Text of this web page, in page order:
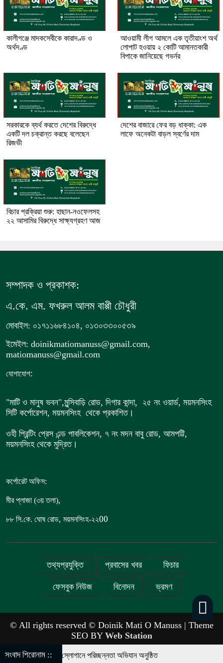
কালীগঞ্জে মাদকসেবীকে কারাদণ্ড ও
অর্থদণ্ড
আওয়ামী লীগ আমলে এক তৃতীয়াংশ অর্থ
লোপাট হওয়ায় ২ কোটি আমানতকারী
বিপাকে জানিয়েছে গভর্নর
সরকারকে ব্যর্থ করতে দেশের বিরুদ্ধে
একটি দল চক্রান্ত করছে বলেছেন
রিজভী
দেশের বাজারে ফের বড় ধাক্কা: এক
লাফে অনেকটা বাড়ল স্বর্ণের দাম
বিচার প্রক্রিয়া শুরু: হাছান-নওফেলসহ
২২ আসামির বিরুদ্ধে সাক্ষ্যগ্রহণ আজ
সম্পাদক ও প্রকাশক:
এ.কে. এম. ফখরুল আলম বাপ্পী চৌধুরী
মোবাইল: ০১৭১১৬৮৪১০৪, ০১৩০৩৩০০৫৩৯
ইমেইল: doinikmatiomanuss@gmail.com,
matiomanuss@gmail.com
যোগাযোগ:
"মাটি ও মানুষ ভবন",মুন্সিবাড়ি রোড, দিগার কান্দা, ২৫ নং ওয়ার্ড, ময়মনসিংহ
সিটি কর্পোরেশন, ময়মনসিংহ থেকে প্রকাশিত।
ওহী প্রিন্টিং প্রেস এন্ড পাবলিকেশন, ৭ নং মদন বাবু রোড, আমপট্টি,
ময়মনসিংহ থেকে মুদ্রিত।
কর্পোরেট অফিস:
মীর প্লাজা (৩য় তলা),
৮৮ সি.কে. ঘোষ রোড, ময়মনসিংহ-২২00
তথ্যপ্রযুক্তি প্রবাসের খবর ফিচার
ফেসবুক নিউজ বিনোদন ভ্রমণ
© All rights reserved © Doinik Mati O Manuss | Theme
SEO BY Web Station
সংবাদ শিরোনাম ::
অভ্যাস বদলাই’ স্লোগানে পরিচ্ছন্নতা অভিযান অনুষ্ঠিত